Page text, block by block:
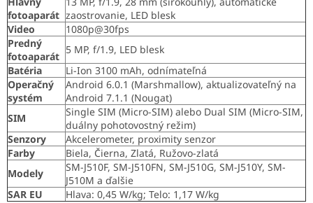
fotoaparát zaostrovanie, LED blesk
Video
1080p@30fps
Predný
fotoaparát
5 MP, f/1.9, LED blesk
Batéria
Li-Ion 3100 mAh, odnímateľná
Operačný
systém
Android 6.0.1 (Marshmallow), aktualizovateľný na
Android 7.1.1 (Nougat)
SIM
Single SIM (Micro-SIM) alebo Dual SIM (Micro-SIM,
duálny pohotovostný režim)
Senzory
Akcelerometer, proximity senzor
Farby
Biela, Čierna, Zlatá, Ružovo-zlatá
Modely
SM-J510F, SM-J510FN, SM-J510G, SM-J510Y, SM-
J510M a ďalšie
SAR EU
Hlava: 0,45 W/kg; Telo: 1,17 W/kg